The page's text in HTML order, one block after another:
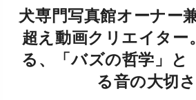
ジャケット bluetooth
レコード針
犬専門写真館オーナー
超え動画クリエイター
る、「バズの哲学」と
る音の大切さ